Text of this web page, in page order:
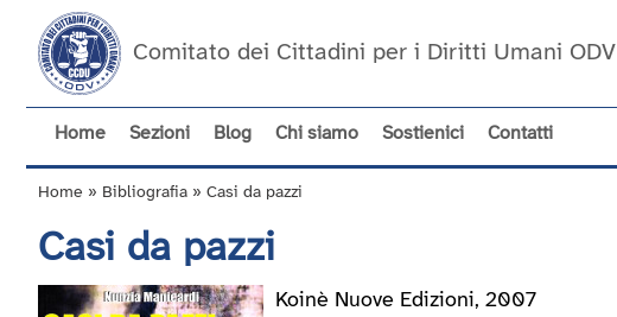
contenuto
principale
Comitato dei Cittadini per i Diritti Umani ODV
Navigazione
principale
Home Sezioni Blog Chi siamo Sostienici Contatti
Briciole
di
pane
Home Bibliografia Casi da pazzi
Casi da pazzi
Koinè Nuove Edizioni, 2007